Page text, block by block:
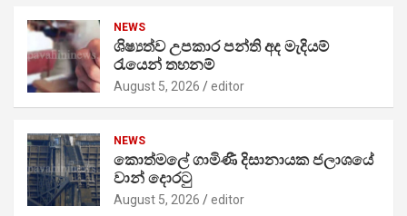
NEWS
ශිෂ්‍යත්ව උපකාර පන්ති අද මැදියම්
රැයෙන් තහනම්
August 5, 2026 editor
NEWS
කොත්මලේ ගාමිණී දිසානායක ජලාශයේ
වාන් දොරටු
August 5, 2026 editor